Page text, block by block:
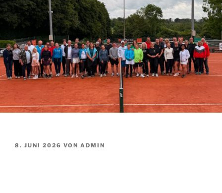
VERÖFFENTLICHT
8. JUNI 2026 VON ADMIN